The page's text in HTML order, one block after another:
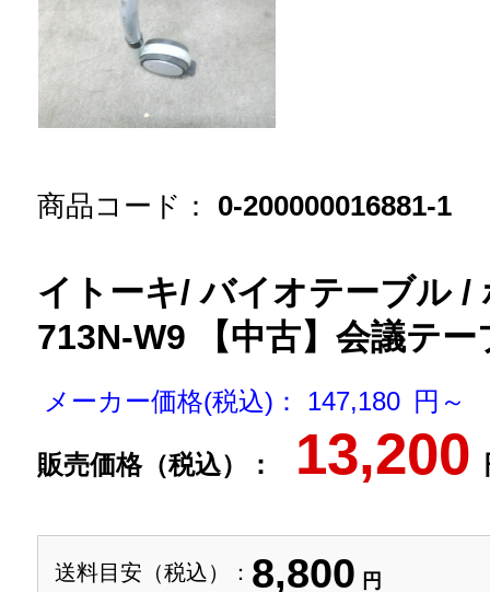
商品コード： 0-200000016881-1
イトーキ/ バイオテーブル /
713N-W9 【中古】会議テー
メーカー価格(税込)： 147,180 円～
販売価格（税込）： 13,200
送料目安（税込）： 8,800 円